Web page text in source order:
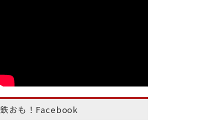
鉄おも！Facebook